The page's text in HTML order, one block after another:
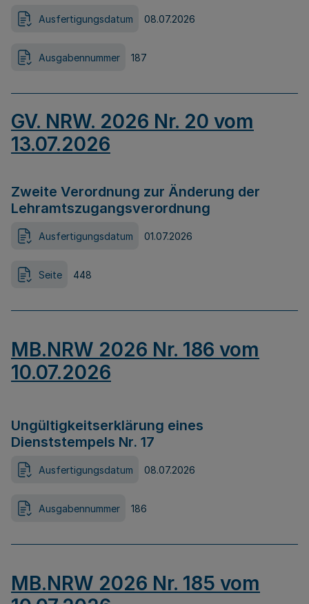
Ausfertigungsdatum 08.07.2026
Ausgabennummer 187
GV. NRW. 2026 Nr. 20 vom
13.07.2026
Zweite Verordnung zur Änderung der
Lehramtszugangsverordnung
Ausfertigungsdatum 01.07.2026
Seite 448
MB.NRW 2026 Nr. 186 vom
10.07.2026
Ungültigkeitserklärung eines
Dienststempels Nr. 17
Ausfertigungsdatum 08.07.2026
Ausgabennummer 186
MB.NRW 2026 Nr. 185 vom